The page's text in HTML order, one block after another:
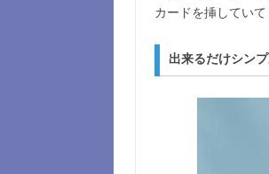
カードを挿していて
出来るだけシン